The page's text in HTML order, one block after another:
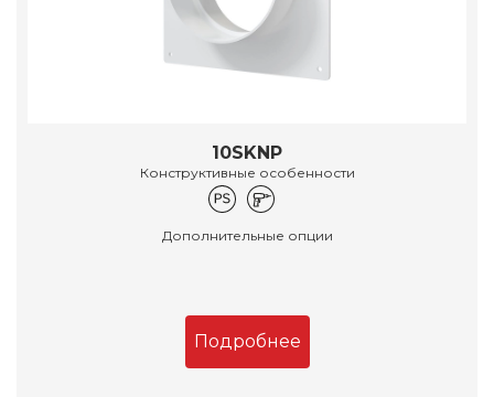
10SKNP
Конструктивные особенности
Дополнительные опции
Подробнее